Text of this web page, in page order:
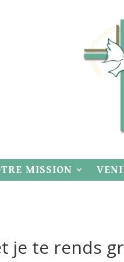
MISSION
je te rends